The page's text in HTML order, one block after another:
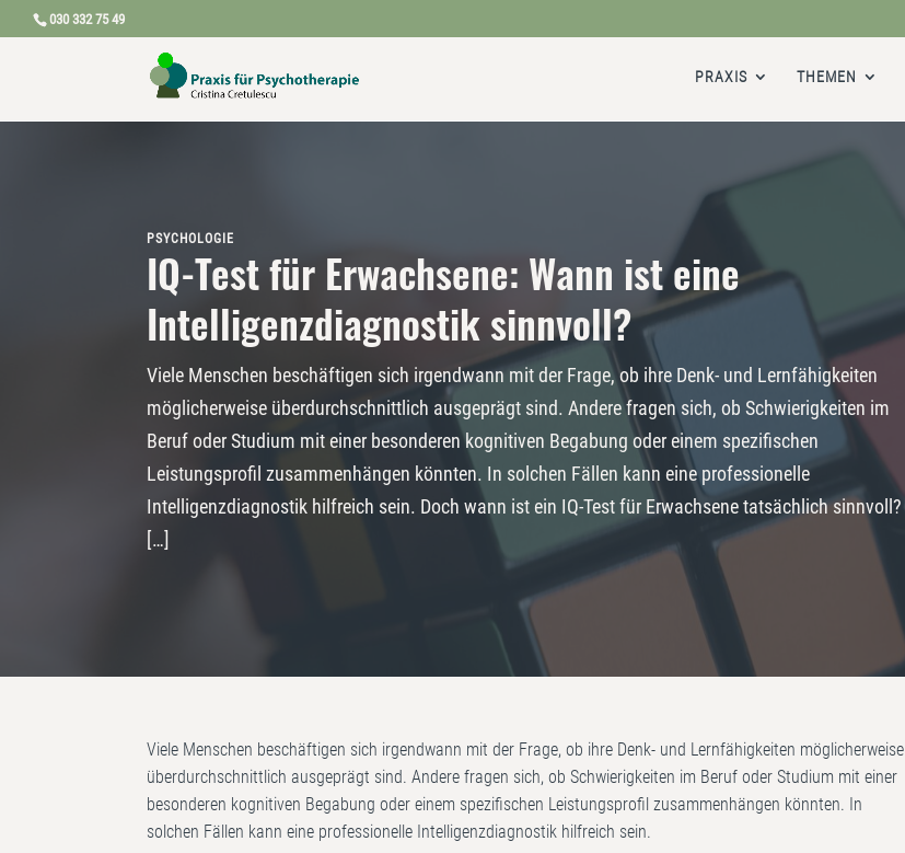
030 332 75 49
PRAXIS THEMEN
PSYCHOLOGIE
IQ-Test für Erwachsene: Wann ist eine
Intelligenzdiagnostik sinnvoll?
Viele Menschen beschäftigen sich irgendwann mit der Frage, ob ihre Denk- und Lernfähigkeiten
möglicherweise überdurchschnittlich ausgeprägt sind. Andere fragen sich, ob Schwierigkeiten im
Beruf oder Studium mit einer besonderen kognitiven Begabung oder einem spezifischen
Leistungsprofil zusammenhängen könnten. In solchen Fällen kann eine professionelle
Intelligenzdiagnostik hilfreich sein. Doch wann ist ein IQ-Test für Erwachsene tatsächlich sinnvoll?
[…]
Viele Menschen beschäftigen sich irgendwann mit der Frage, ob ihre Denk- und Lernfähigkeiten möglicherweise
überdurchschnittlich ausgeprägt sind. Andere fragen sich, ob Schwierigkeiten im Beruf oder Studium mit einer
besonderen kognitiven Begabung oder einem spezifischen Leistungsprofil zusammenhängen könnten. In
solchen Fällen kann eine professionelle Intelligenzdiagnostik hilfreich sein.